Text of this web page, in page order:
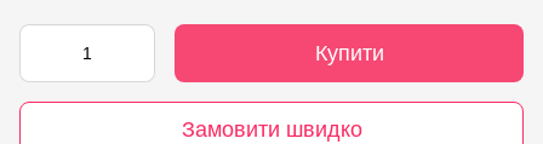
Купити
Замовити швидко